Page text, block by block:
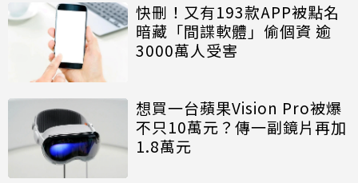
快刪！又有193款APP被點名
暗藏「間諜軟體」偷個資 逾
3000萬人受害
想買一台蘋果Vision Pro被爆
不只10萬元？傳一副鏡片再加
1.8萬元